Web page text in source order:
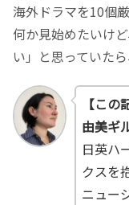
海外ドラマを10個
何か見始めたいけ
い」と思っていた
【この
由美ギ
日英ハ
クスを
ニュー